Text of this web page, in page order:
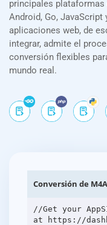
principales plataformas
Android, Go, JavaScript
aplicaciones web, de
integrar, admite el
conversión flexibles
mundo real.
Conversión de
//Get your
at https://